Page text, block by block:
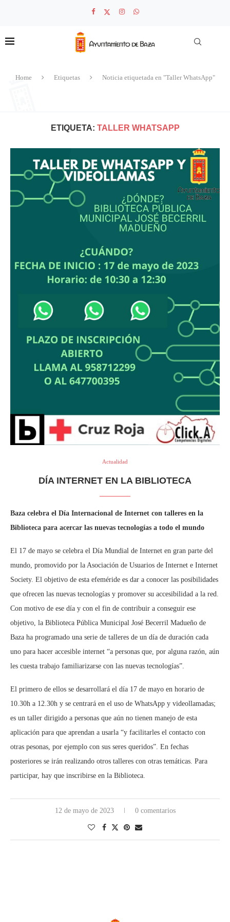
Home Etiquetas Noticia etiquetada en "Taller WhatsApp"
ETIQUETA: TALLER WHATSAPP
Actualidad
DÍA INTERNET EN LA BIBLIOTECA
Baza celebra el Día Internacional de Internet con talleres en la
Biblioteca para acercar las nuevas tecnologías a todo el mundo
El 17 de mayo se celebra el Día Mundial de Internet en gran parte del
mundo, promovido por la Asociación de Usuarios de Internet e Internet
Society. El objetivo de esta efeméride es dar a conocer las posibilidades
que ofrecen las nuevas tecnologías y promover su accesibilidad a la red.
Con motivo de ese día y con el fin de contribuir a conseguir ese
objetivo, la Biblioteca Pública Municipal José Becerril Madueño de
Baza ha programado una serie de talleres de un día de duración cada
uno para hacer accesible internet “a personas que, por alguna razón, aún
les cuesta trabajo familiarizarse con las nuevas tecnologías”.
El primero de ellos se desarrollará el día 17 de mayo en horario de
10.30h a 12.30h y se centrará en el uso de WhatsApp y videollamadas;
es un taller dirigido a personas que aún no tienen manejo de esta
aplicación para que aprendan a usarla “y facilitarles el contacto con
otras pesonas, por ejemplo con sus seres queridos”. En fechas
posteriores se irán realizando otros talleres con otras temáticas. Para
participar, hay que inscribirse en la Biblioteca.
12 de mayo de 2023 0 comentarios